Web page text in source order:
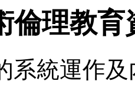
倫理教
系統運作